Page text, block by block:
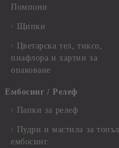
Помпони
Щипки
Цветарска тел, тиксо,
пиафлора и хартии за
опаковане
Ембосинг / Релеф
Папки за релеф
Пудри и мастила за топъл
ембосинг